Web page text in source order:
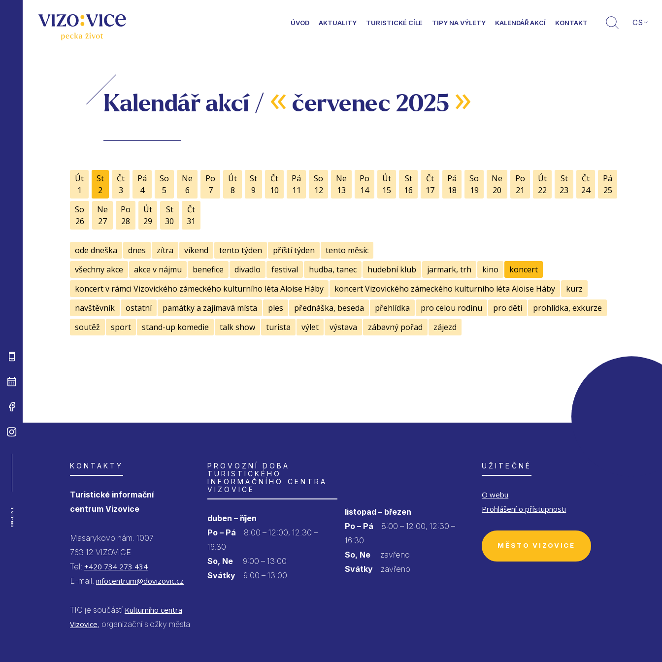
ÚVOD AKTUALITY TURISTICKÉ CÍLE TIPY NA VÝLETY KALENDÁŘ AKCÍ KONTAKT CS
ON-LINE
Kalendář akcí / « červenec 2025 »
Út
1
St
2
Čt
3
Pá
4
So
5
Ne
6
Po
7
Út
8
St
9
Čt
10
Pá
11
So
12
Ne
13
Po
14
Út
15
St
16
Čt
17
Pá
18
So
19
Ne
20
Po
21
Út
22
St
23
Čt
24
Pá
25
So
26
Ne
27
Po
28
Út
29
St
30
Čt
31
ode dneška dnes zítra víkend tento týden příští týden
tento měsíc
všechny akce
akce v nájmu benefice divadlo festival hudba, tanec hudební klub jarmark, trh kino
koncert
koncert v rámci Vizovického zámeckého kulturního léta Aloise Háby
koncert Vizovického zámeckého kulturního léta Aloise Háby
kurz
navštěvník
ostatní památky a zajímavá místa ples přednáška, beseda přehlídka pro celou rodinu pro děti
prohlídka, exkurze
soutěž
sport stand-up komedie talk show turista výlet výstava zábavný pořad zájezd
KONTAKTY
Turistické informační
centrum Vizovice
Masarykovo nám. 1007
763 12 VIZOVICE
Tel: +420 734 273 434
E-mail: infocentrum@dovizovic.cz
TIC je součástí Kulturního centra
Vizovice, organizační složky města
PROVOZNÍ DOBA
TURISTICKÉHO
INFORMAČNÍHO CENTRA
VIZOVICE
duben – říjen
Po – Pá
8:00 – 12:00, 12.30 –
16.30
So, Ne9:00 – 13:00
Svátky9:00 – 13:00
listopad – březen
Po – Pá 8:00 – 12:00, 12:30 –
16:30
So, Nezavřeno
Svátkyzavřeno
UŽITEČNÉ
O webu
Prohlášení o přístupnosti
MĚSTO VIZOVICE